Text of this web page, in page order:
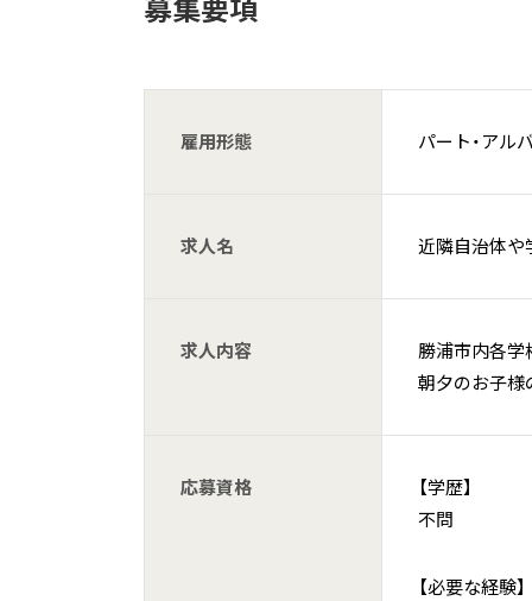
雇用形態 パート・アル
求人名 近隣自治体や
求人内容
勝浦市内各学
朝夕のお子様
応募資格
【学歴】
不問
【必要な経験】